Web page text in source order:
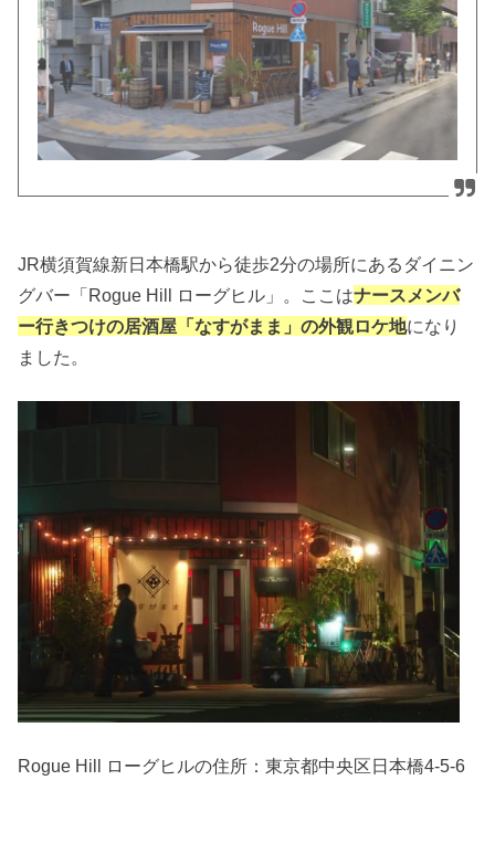
JR横須賀線新日本橋駅から徒歩2分の場所にあるダイニン
グバー「Rogue Hill ローグヒル」。ここはナースメンバ
ー行きつけの居酒屋「なすがまま」の外観ロケ地になり
ました。
Rogue Hill ローグヒルの住所：東京都中央区日本橋4-5-6